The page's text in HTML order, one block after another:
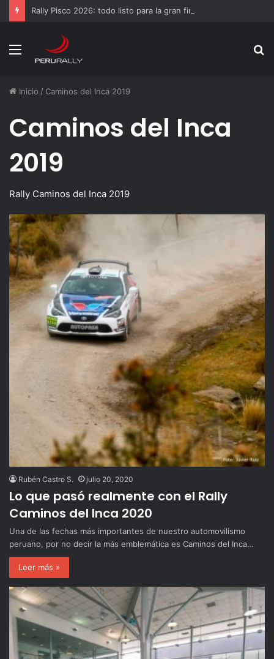
Rally Pisco 2026: todo listo para la gran final del RallyACP
Menú
Inicio / Caminos del Inca 2019
Caminos del Inca
2019
Rally Caminos del Inca 2019
Rubén Castro S. julio 20, 2020
Lo que pasó realmente con el Rally
Caminos del Inca 2020
Una de las fechas más importantes de nuestro automovilismo
peruano, por no decir la más emblemática es Caminos del Inca…
Leer más »